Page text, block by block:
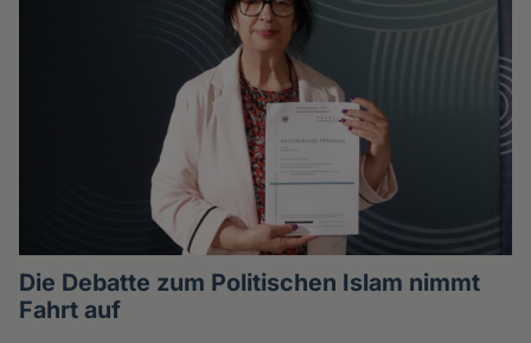
Die Debatte zum Politischen Islam nimmt
Fahrt auf